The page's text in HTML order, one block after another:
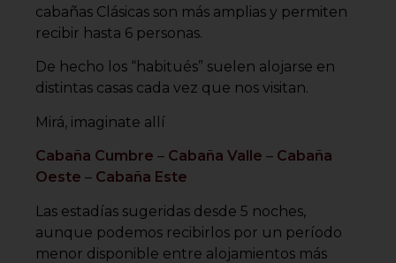
cabañas Clásicas son más amplias y permiten
recibir hasta 6 personas.
De hecho los “habitués” suelen alojarse en
distintas casas cada vez que nos visitan.
Mirá, imaginate allí
Cabaña Cumbre – Cabaña Valle – Cabaña
Oeste – Cabaña Este
Las estadías sugeridas desde 5 noches,
aunque podemos recibirlos por un período
menor disponible entre alojamientos más